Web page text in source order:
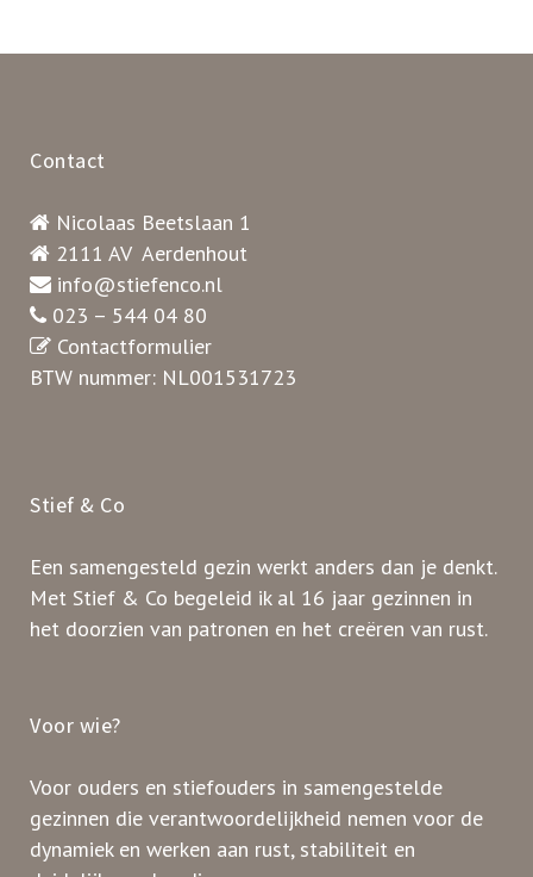
Contact
Nicolaas Beetslaan 1
2111 AV Aerdenhout
info@stiefenco.nl
023 – 544 04 80
Contactformulier
BTW nummer: NL001531723
Stief & Co
Een samengesteld gezin werkt anders dan je denkt.
Met Stief & Co begeleid ik al 16 jaar gezinnen in
het doorzien van patronen en het creëren van rust.
Voor wie?
Voor ouders en stiefouders in samengestelde
gezinnen die verantwoordelijkheid nemen voor de
dynamiek en werken aan rust, stabiliteit en